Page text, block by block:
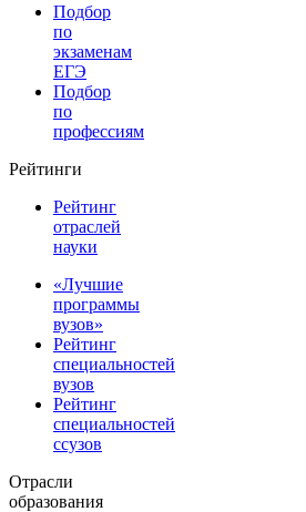
Подбор
по
экзаменам
ЕГЭ
Подбор
по
профессиям
Рейтинги
Рейтинг
отраслей
науки
«Лучшие
программы
вузов»
Рейтинг
специальностей
вузов
Рейтинг
специальностей
ссузов
Отрасли
образования